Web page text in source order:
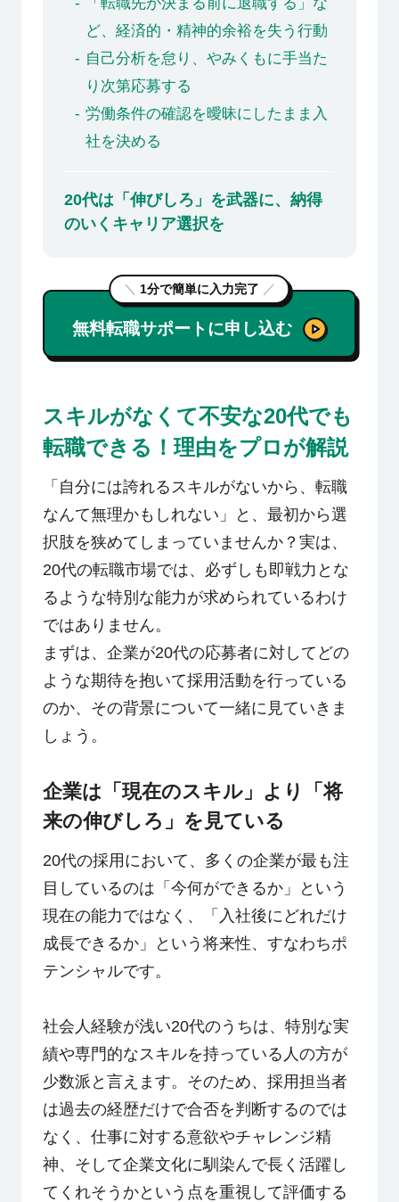
ど、経済的・精神的余裕を失う行動
自己分析を怠り、やみくもに手当た
り次第応募する
労働条件の確認を曖昧にしたまま入
社を決める
20代は「伸びしろ」を武器に、納得
のいくキャリア選択を
＼ 1分で簡単に入力完了 ／
無料転職サポートに申し込む
スキルがなくて不安な20代でも
転職できる！理由をプロが解説
「自分には誇れるスキルがないから、転職
なんて無理かもしれない」と、最初から選
択肢を狭めてしまっていませんか？実は、
20代の転職市場では、必ずしも即戦力とな
るような特別な能力が求められているわけ
ではありません。
まずは、企業が20代の応募者に対してどの
ような期待を抱いて採用活動を行っている
のか、その背景について一緒に見ていきま
しょう。
企業は「現在のスキル」より「将
来の伸びしろ」を見ている
20代の採用において、多くの企業が最も注
目しているのは「今何ができるか」という
現在の能力ではなく、「入社後にどれだけ
成長できるか」という将来性、すなわちポ
テンシャルです。
社会人経験が浅い20代のうちは、特別な実
績や専門的なスキルを持っている人の方が
少数派と言えます。そのため、採用担当者
は過去の経歴だけで合否を判断するのでは
なく、仕事に対する意欲やチャレンジ精
神、そして企業文化に馴染んで長く活躍し
てくれそうかという点を重視して評価する